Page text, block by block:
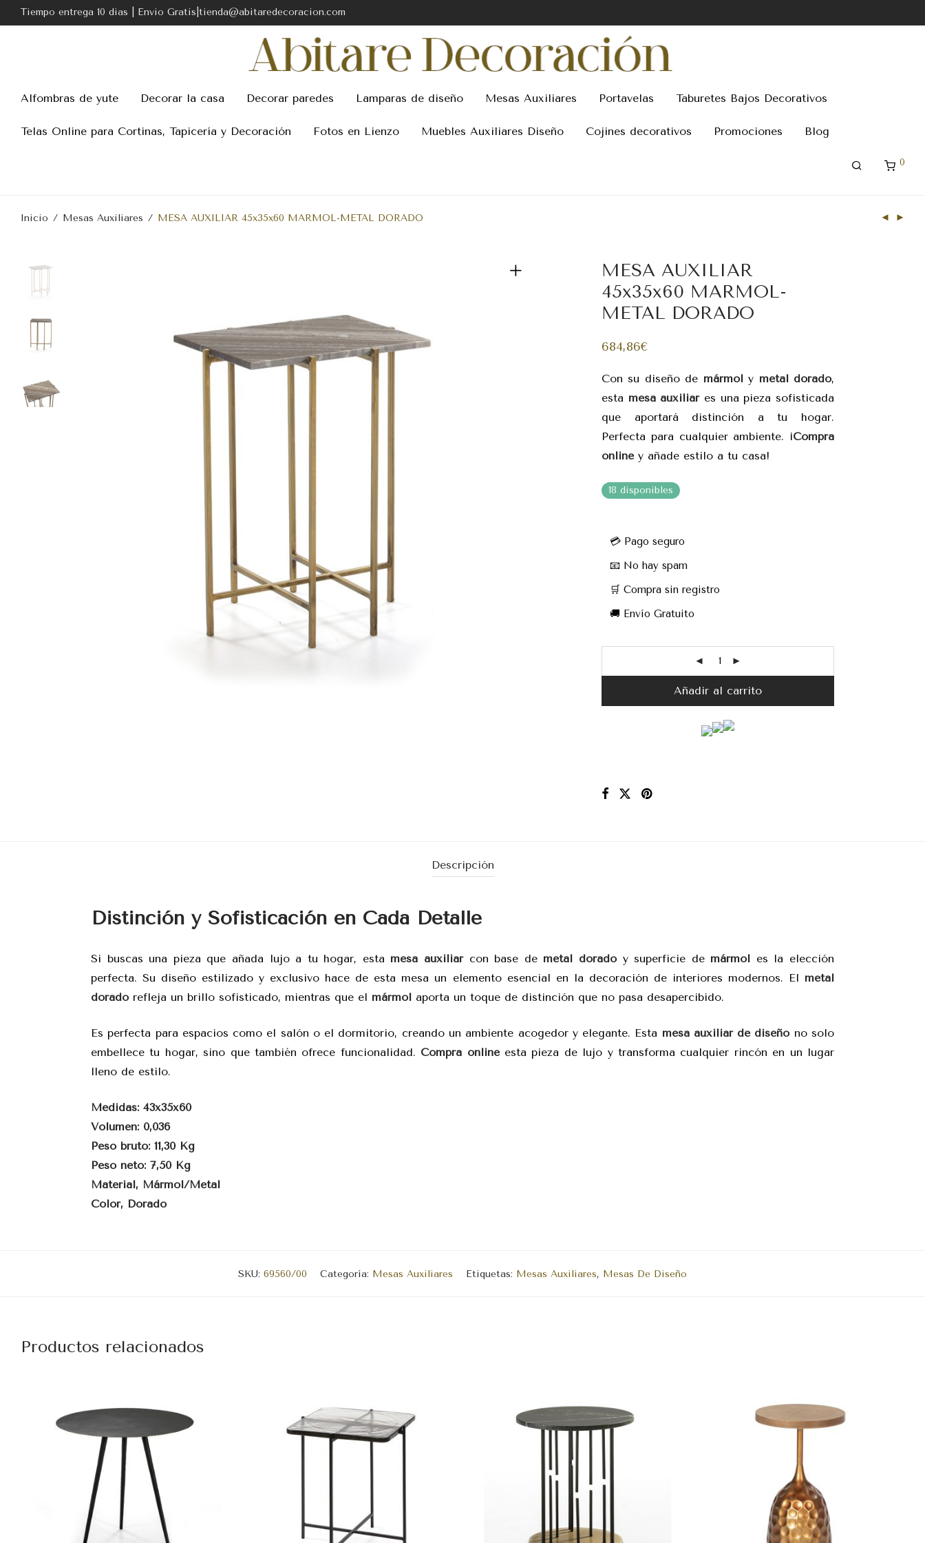
Tiempo entrega 10 dias | Envio Gratis|tienda@abitaredecoracion.com
Alfombras de yute Decorar la casa Decorar paredes Lamparas de diseño Mesas Auxiliares Portavelas Taburetes Bajos Decorativos
Telas Online para Cortinas, Tapicería y Decoración Fotos en Lienzo Muebles Auxiliares Diseño Cojines decorativos Promociones Blog
0
Inicio / Mesas Auxiliares / MESA AUXILIAR 45x35x60 MARMOL-METAL DORADO
MESA AUXILIAR
45x35x60 MARMOL-
METAL DORADO
684,86€
Con su diseño de mármoly metal dorado,
esta mesa auxiliares una pieza sofisticada
que aportará distinción a tu hogar.
Perfecta para cualquier ambiente. ¡Compra
onliney añade estilo a tu casa!
18 disponibles
💳 Pago seguro
📧 No hay spam
🛒 Compra sin registro
🚚 Envío Gratuito
Añadir al carrito
Descripción
Distinción y Sofisticación en Cada Detalle
Si buscas una pieza que añada lujo a tu hogar, esta mesa auxiliarcon base de metal doradoy superficie de mármol es la elección
perfecta. Su diseño estilizado y exclusivo hace de esta mesa un elemento esencial en la decoración de interiores modernos. El metal
doradorefleja un brillo sofisticado, mientras que el mármol aporta un toque de distinción que no pasa desapercibido.
Es perfecta para espacios como el salón o el dormitorio, creando un ambiente acogedor y elegante. Esta mesa auxiliar de diseñono solo
embellece tu hogar, sino que también ofrece funcionalidad. Compra onlineesta pieza de lujo y transforma cualquier rincón en un lugar
lleno de estilo.
Medidas: 43x35x60
Volumen: 0,036
Peso bruto: 11,30 Kg
Peso neto: 7,50 Kg
Material, Mármol/Metal
Color, Dorado
SKU: 69560/00 Categoría: Mesas Auxiliares Etiquetas: Mesas Auxiliares, Mesas De Diseño
Productos relacionados